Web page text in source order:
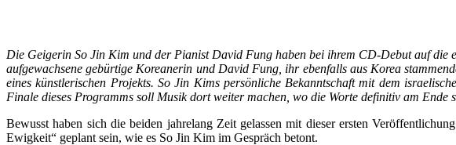
Die Geigerin So Jin Kim und der Pianist David Fung haben bei ihrem CD-Debut auf die
aufgewachsene gebürtige Koreanerin und David Fung, ihr ebenfalls aus Korea
eines künstlerischen Projekts. So Jin Kims persönliche Bekanntschaft mit dem
Finale dieses Programms soll Musik dort weiter machen, wo die Worte definitiv am
Bewusst haben sich die beiden jahrelang Zeit gelassen mit dieser ersten
Ewigkeit“ geplant sein, wie es So Jin Kim im Gespräch betont.